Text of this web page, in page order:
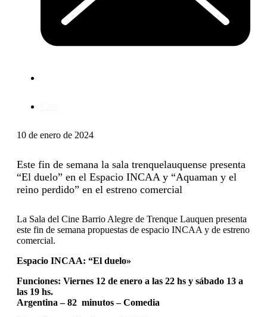
10 de enero de 2024
Este fin de semana la sala trenquelauquense presenta
“El duelo” en el Espacio INCAA y “Aquaman y el
reino perdido” en el estreno comercial
La Sala del Cine Barrio Alegre de Trenque Lauquen presenta
este fin de semana propuestas de espacio INCAA y de estreno
comercial.
Espacio INCAA: “El duelo»
Funciones: Viernes 12 de enero a las 22 hs y sábado 13 a
las 19 hs.
Argentina – 82 minutos – Comedia